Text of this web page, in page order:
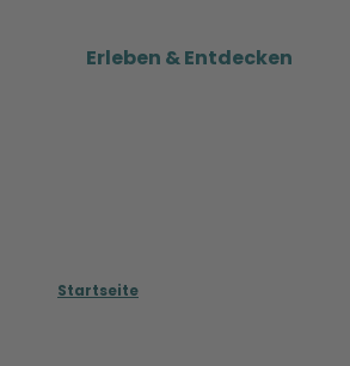
Erleben & Entdecken
Startseite